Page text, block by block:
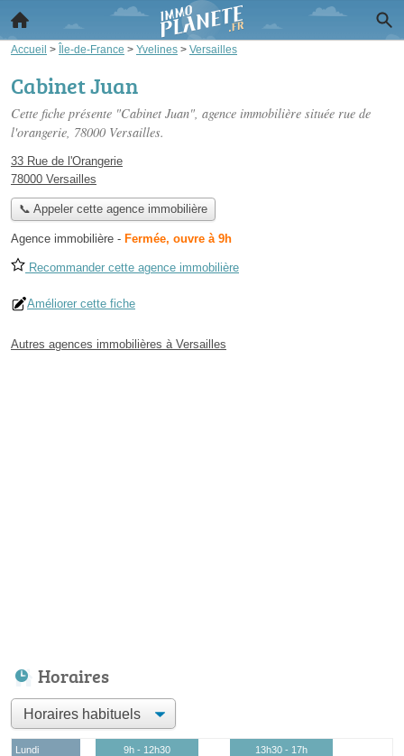
Accueil > Île-de-France > Yvelines > Versailles
Cabinet Juan
Cette fiche présente "Cabinet Juan", agence immobilière située rue de
l'orangerie, 78000 Versailles.
33 Rue de l'Orangerie
78000 Versailles
📞 Appeler cette agence immobilière
Agence immobilière - Fermée, ouvre à 9h
Recommander cette agence immobilière
Améliorer cette fiche
Autres agences immobilières à Versailles
Horaires
Lundi 9h - 12h30
13h30 - 17h